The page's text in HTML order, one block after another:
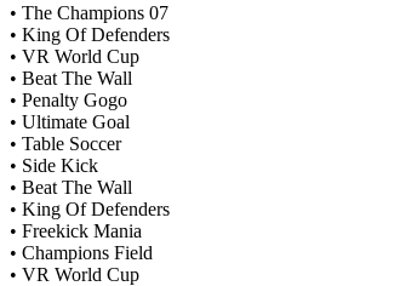
• The Champions 07
• King Of Defenders
• VR World Cup
• Beat The Wall
• Penalty Gogo
• Ultimate Goal
• Table Soccer
• Side Kick
• Beat The Wall
• King Of Defenders
• Freekick Mania
• Champions Field
• VR World Cup